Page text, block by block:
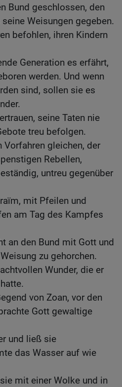
Bund geschlossen, den
Weisungen gegeben.
befohlen, ihren Kindern
Generation es erfährt,
werden. Und wenn
sind, sollen sie es
seine Taten nie
treu befolgen.
Vorfahren gleichen, der
Rebellen,
untreu gegenüber
mit Pfeilen und
am Tag des Kampfes
an den Bund mit Gott und
zu gehorchen.
Wunder, die er
von Zoan, vor den
Gott gewaltige
und ließ sie
das Wasser auf wie
mit einer Wolke und in